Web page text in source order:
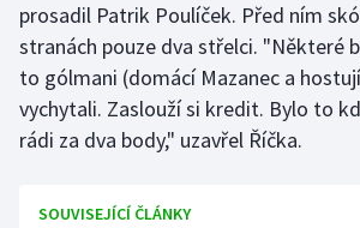
Rychlobruslení
Rychlostní kanoistika
Short track
prosadil Patrik Poulíček. Před ním
stranách pouze dva střelci. "Některé
to gólmani (domácí Mazanec a
vychytali. Zaslouží si kredit. Bylo to
rádi za dva body," uzavřel Říčka.
SOUVISEJÍCÍ ČLÁNKY